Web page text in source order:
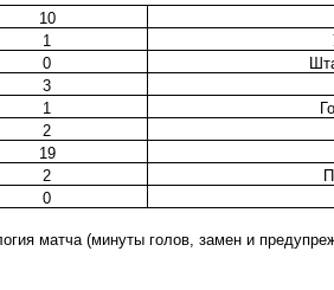
10
1
0
3
1
2
19
2
0
матча (минуты голов, замен и